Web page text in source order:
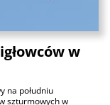
w
na południu
szturmowych w